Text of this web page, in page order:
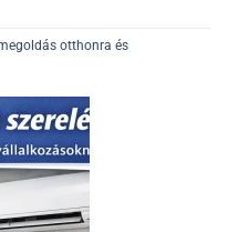
otthonra és